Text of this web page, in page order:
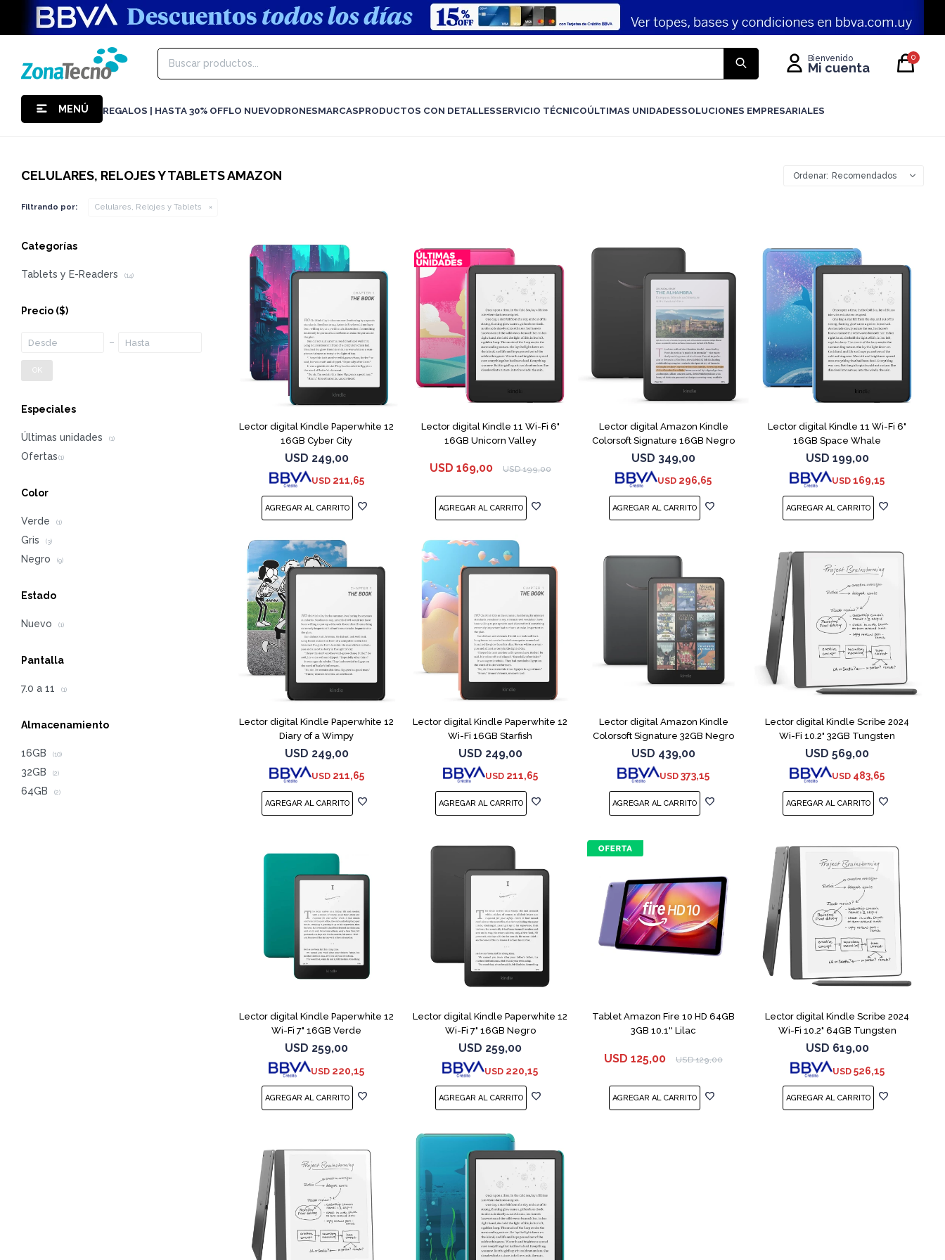
MENÚ REGALOS | HASTA 30% OFFLO NUEVODRONESMARCASPRODUCTOS CON DETALLESSERVICIO TÉCNICOÚLTIMAS UNIDADESSOLUCIONES EMPRESARIALES
0
CELULARES, RELOJES Y TABLETS AMAZON Recomendados
Filtrando por: Celulares, Relojes y Tablets
Lector digital Kindle Paperwhite 12
16GB Cyber City
USD 249,00
USD 211,65
Lector digital Kindle 11 Wi-Fi 6"
16GB Unicorn Valley
USD 169,00 USD 199,00
Lector digital Amazon Kindle
Colorsoft Signature 16GB Negro
USD 349,00
USD 296,65
Lector digital Kindle 11 Wi-Fi 6"
16GB Space Whale
USD 199,00
USD 169,15
Lector digital Kindle Paperwhite 12
Diary of a Wimpy
USD 249,00
USD 211,65
Lector digital Kindle Paperwhite 12
Wi-Fi 16GB Starfish
USD 249,00
USD 211,65
Lector digital Amazon Kindle
Colorsoft Signature 32GB Negro
USD 439,00
USD 373,15
Lector digital Kindle Scribe 2024
Wi-Fi 10.2" 32GB Tungsten
USD 569,00
USD 483,65
Lector digital Kindle Paperwhite 12
Wi-Fi 7" 16GB Verde
USD 259,00
USD 220,15
Lector digital Kindle Paperwhite 12
Wi-Fi 7" 16GB Negro
USD 259,00
USD 220,15
Tablet Amazon Fire 10 HD 64GB
3GB 10.1'' Lilac
USD 125,00 USD 129,00
Lector digital Kindle Scribe 2024
Wi-Fi 10.2" 64GB Tungsten
USD 619,00
USD 526,15
Categorías
Tablets y E-Readers (14)
Precio ($)
OK
Especiales
Últimas unidades (1)
Color
Verde (1)
Gris (3)
Negro (9)
Estado
Nuevo (1)
Pantalla
7.0 a 11 (1)
Almacenamiento
16GB (10)
32GB (2)
64GB (2)